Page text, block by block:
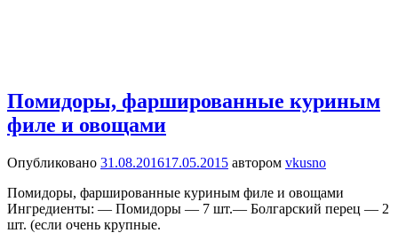
Помидоры, фаршированные куриным
филе и овощами
Опубликовано 31.08.201617.05.2015 автором vkusno
Помидоры, фаршированные куриным филе и овощами
Ингредиенты: — Помидоры — 7 шт.— Болгарский перец — 2
шт. (если очень крупные.